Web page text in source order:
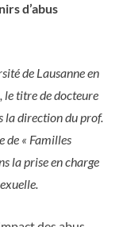
d’abus
de Lausanne en
le titre de docteure
la direction du prof.
de « Familles
la prise en charge